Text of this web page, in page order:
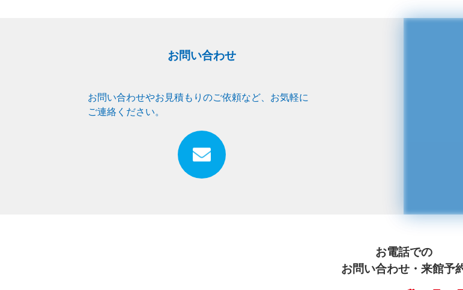
お問い合わせ
お問い合わせやお見積もりのご依頼など、お気軽に
ご連絡ください。
お電話での
お問い合わせ・来館予